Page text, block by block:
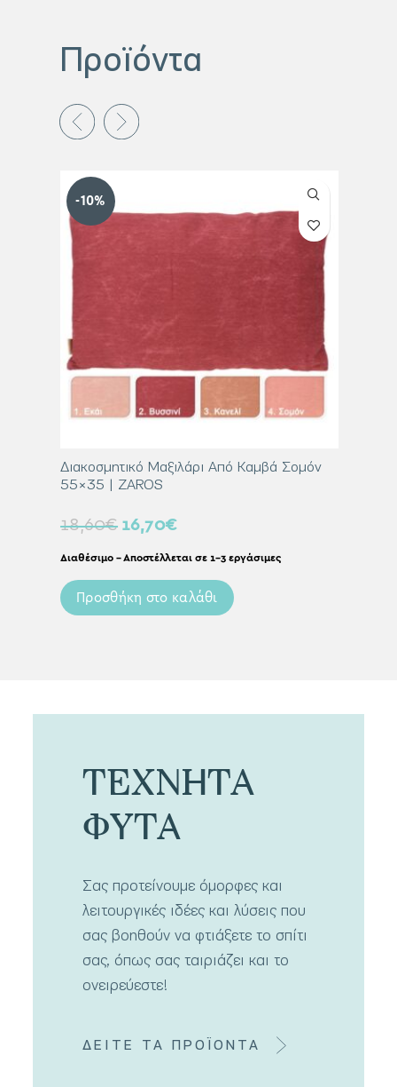
Προϊόντα
-10%
Διακοσμητικό Μαξιλάρι Από Καμβά Σομόν
55×35 | ZAROS
18,60€ 16,70€
Διαθέσιμο – Αποστέλλεται σε 1-3 εργάσιμες
Προσθήκη στο καλάθι
ΤΕΧΝΗΤΑ
ΦΥΤΑ
Σας προτείνουμε όμορφες και
λειτουργικές ιδέες και λύσεις που
σας βοηθούν να φτιάξετε το σπίτι
σας, όπως σας ταιριάζει και το
ονειρεύεστε!
ΔΕΙΤΕ ΤΑ ΠΡΟΪΟΝΤΑ